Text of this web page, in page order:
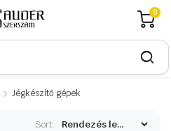
0
Jégkészítő gépek
Sort: